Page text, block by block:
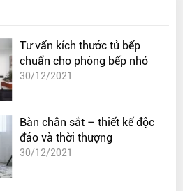
Tư vấn kích thước tủ bếp
chuẩn cho phòng bếp nhỏ
30/12/2021
Bàn chân sắt – thiết kế độc
đáo và thời thượng
30/12/2021